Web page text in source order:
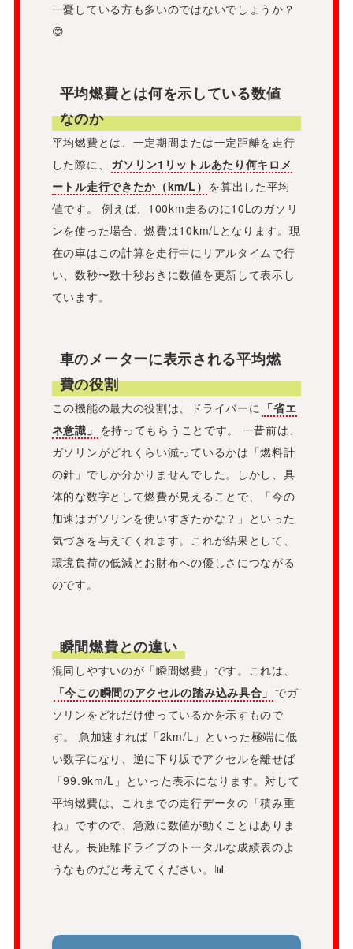
一憂している方も多いのではないでしょうか？
😊
平均燃費とは何を示している数値
なのか
平均燃費とは、一定期間または一定距離を走行
した際に、
ガソリン1リットルあたり何キロメ
ートル走行できたか（km/L） を算出した平均
値です。 例えば、100km走るのに10Lのガソリ
ンを使った場合、燃費は10km/Lとなります。現
在の車はこの計算を走行中にリアルタイムで行
い、数秒〜数十秒おきに数値を更新して表示し
ています。
車のメーターに表示される平均燃
費の役割
この機能の最大の役割は、ドライバーに 「省エ
ネ意識」 を持ってもらうことです。 一昔前は、
ガソリンがどれくらい減っているかは「燃料計
の針」でしか分かりませんでした。しかし、具
体的な数字として燃費が見えることで、「今の
加速はガソリンを使いすぎたかな？」といった
気づきを与えてくれます。これが結果として、
環境負荷の低減とお財布への優しさにつながる
のです。
瞬間燃費との違い
混同しやすいのが「瞬間燃費」です。これは、
「今この瞬間のアクセルの踏み込み具合」 でガ
ソリンをどれだけ使っているかを示すもので
す。 急加速すれば「2km/L」といった極端に低
い数字になり、逆に下り坂でアクセルを離せば
「99.9km/L」といった表示になります。対して
平均燃費は、これまでの走行データの「積み重
ね」ですので、急激に数値が動くことはありま
せん。長距離ドライブのトータルな成績表のよ
うなものだと考えてください。📊